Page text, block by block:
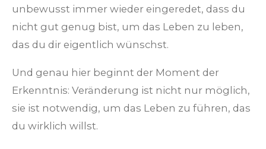
unbewusst immer wieder eingeredet, dass du
nicht gut genug bist, um das Leben zu leben,
das du dir eigentlich wünschst.
Und genau hier beginnt der Moment der
Erkenntnis: Veränderung ist nicht nur möglich,
sie ist notwendig, um das Leben zu führen, das
du wirklich willst.